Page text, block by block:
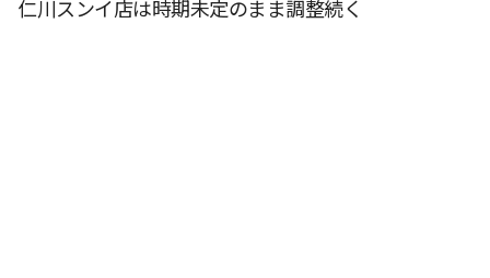
仁川スンイ店は時期未定のまま調整続く